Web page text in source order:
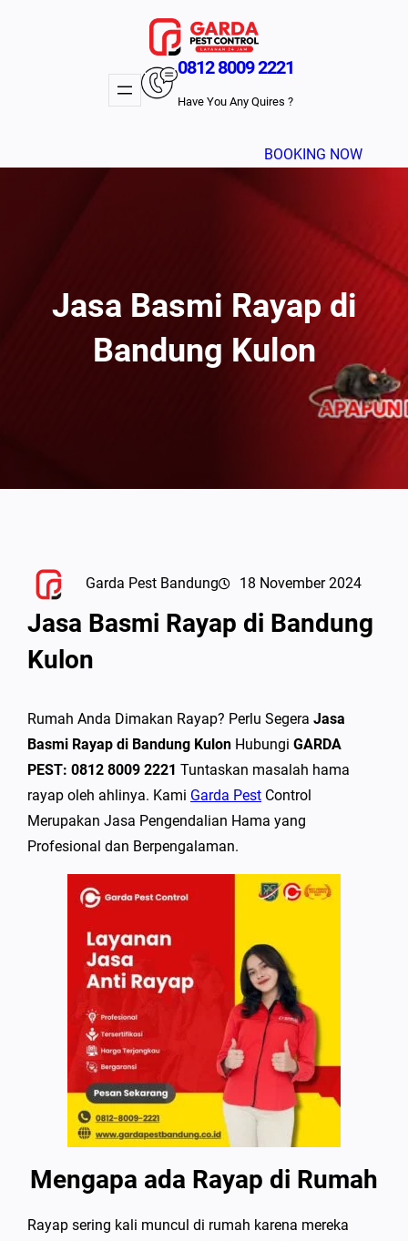
0812 8009 2221
Have You Any Quires ?
BOOKING NOW
Jasa Basmi Rayap di
Bandung Kulon
Garda Pest Bandung 18 November 2024
Jasa Basmi Rayap di Bandung
Kulon
Rumah Anda Dimakan Rayap? Perlu Segera Jasa
Basmi Rayap di Bandung Kulon Hubungi GARDA
PEST: 0812 8009 2221 Tuntaskan masalah hama
rayap oleh ahlinya. Kami Garda Pest Control
Merupakan Jasa Pengendalian Hama yang
Profesional dan Berpengalaman.
Mengapa ada Rayap di Rumah
Rayap sering kali muncul di rumah karena mereka